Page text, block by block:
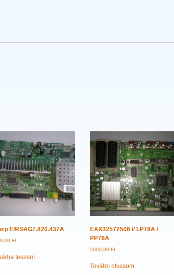
E/RSAG7.820.437A
Ft
teszem
EAX32572506 // LP78A /
PP78A
5000,00 Ft
Tovább olvasom